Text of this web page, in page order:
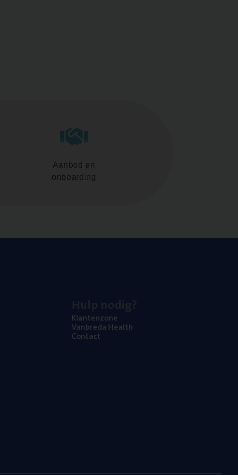
Aanbod en
onboarding
Klan­ten­zo­ne
Van­b­re­da Health
Con­tact